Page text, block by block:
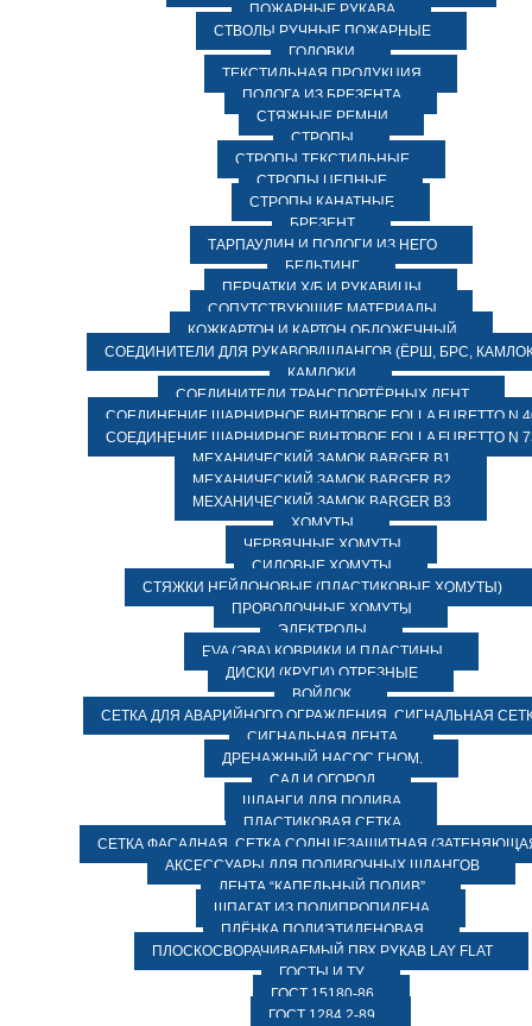
ПОЖАРНЫЕ РУКАВА
СТВОЛЫ РУЧНЫЕ ПОЖАРНЫЕ
ГОЛОВКИ
ТЕКСТИЛЬНАЯ ПРОДУКЦИЯ
ПОЛОГА ИЗ БРЕЗЕНТА
СТЯЖНЫЕ РЕМНИ
СТРОПЫ
СТРОПЫ ТЕКСТИЛЬНЫЕ
СТРОПЫ ЦЕПНЫЕ
СТРОПЫ КАНАТНЫЕ
БРЕЗЕНТ
ТАРПАУЛИН И ПОЛОГИ ИЗ НЕГО
БЕЛЬТИНГ
ПЕРЧАТКИ Х/Б И РУКАВИЦЫ
СОПУТСТВУЮЩИЕ МАТЕРИАЛЫ
КОЖКАРТОН И КАРТОН ОБЛОЖЕЧНЫЙ
СОЕДИНИТЕЛИ ДЛЯ РУКАВОВ/ШЛАНГОВ (ЁРШ, БРС,
КАМЛОКИ
СОЕДИНИТЕЛИ ТРАНСПОРТЁРНЫХ ЛЕНТ
СОЕДИНЕНИЕ ШАРНИРНОЕ ВИНТОВОЕ FOLLA FURETTO N
СОЕДИНЕНИЕ ШАРНИРНОЕ ВИНТОВОЕ FOLLA FURETTO N
МЕХАНИЧЕСКИЙ ЗАМОК BARGER B1
МЕХАНИЧЕСКИЙ ЗАМОК BARGER B2
МЕХАНИЧЕСКИЙ ЗАМОК BARGER B3
ХОМУТЫ
ЧЕРВЯЧНЫЕ ХОМУТЫ
СИЛОВЫЕ ХОМУТЫ
СТЯЖКИ НЕЙЛОНОВЫЕ (ПЛАСТИКОВЫЕ ХОМУТЫ)
ПРОВОЛОЧНЫЕ ХОМУТЫ
ЭЛЕКТРОДЫ
EVA (ЭВА) КОВРИКИ И ПЛАСТИНЫ
ДИСКИ (КРУГИ) ОТРЕЗНЫЕ
ВОЙЛОК
СЕТКА ДЛЯ АВАРИЙНОГО ОГРАЖДЕНИЯ, СИГНАЛЬНАЯ
СИГНАЛЬНАЯ ЛЕНТА
ДРЕНАЖНЫЙ НАСОС ГНОМ.
САД И ОГОРОД
ШЛАНГИ ДЛЯ ПОЛИВА
ПЛАСТИКОВАЯ СЕТКА
СЕТКА ФАСАДНАЯ. СЕТКА СОЛНЦЕЗАЩИТНАЯ
АКСЕССУАРЫ ДЛЯ ПОЛИВОЧНЫХ ШЛАНГОВ
ЛЕНТА “КАПЕЛЬНЫЙ ПОЛИВ”
ШПАГАТ ИЗ ПОЛИПРОПИЛЕНА
ПЛЁНКА ПОЛИЭТИЛЕНОВАЯ
ПЛОСКОСВОРАЧИВАЕМЫЙ ПВХ РУКАВ LAY FLAT
ГОСТЫ И ТУ
ГОСТ 15180-86
ГОСТ 1284.2-89